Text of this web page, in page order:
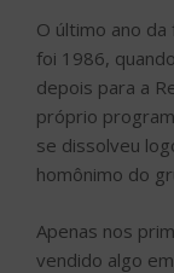
O último ano da
foi 1986,
depois para a
próprio
se dissolveu
homônimo do
Apenas nos
vendido algo